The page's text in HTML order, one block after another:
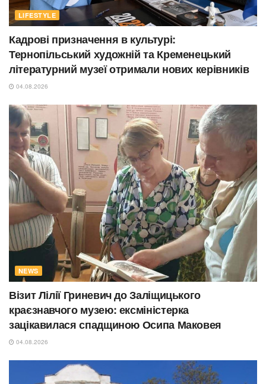
LIFESTYLE
Кадрові призначення в культурі:
Тернопільський художній та Кременецький
літературний музеї отримали нових керівників
04.08.2026
NEWS
Візит Лілії Гриневич до Заліщицького
краєзнавчого музею: ексміністерка
зацікавилася спадщиною Осипа Маковея
04.08.2026